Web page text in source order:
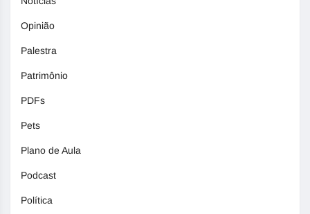
Opinião
Palestra
Patrimônio
PDFs
Pets
Plano de Aula
Podcast
Política